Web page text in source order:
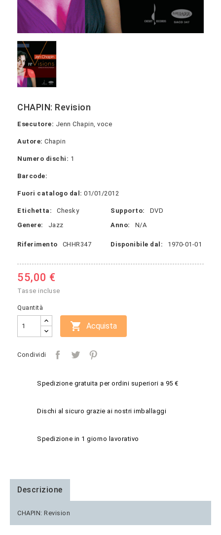
CHAPIN: Revision
Esecutore: Jenn Chapin, voce
Autore: Chapin
Numero dischi: 1
Barcode:
Fuori catalogo dal: 01/01/2012
Etichetta: Chesky Supporto:
DVD
Genere:
Jazz Anno: N/A
Riferimento CHHR347 Disponibile dal: 1970-01-01
55,00 €
Tasse incluse
Quantità
 Acquista
Condividi
Spedizione gratuita per ordini superiori a 95 €
Dischi al sicuro grazie ai nostri imballaggi
Spedizione in 1 giorno lavorativo
Descrizione
CHAPIN: Revision